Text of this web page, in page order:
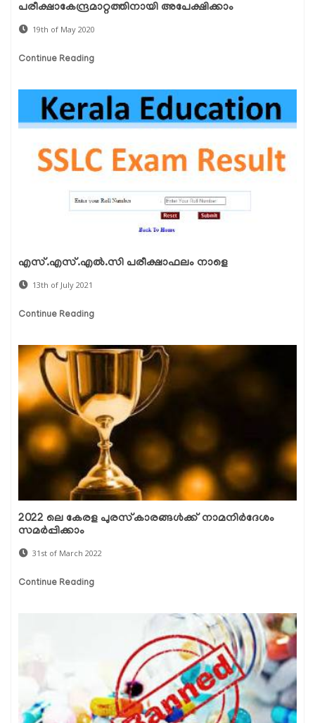
പരീക്ഷാകേന്ദ്രമാറ്റത്തിനായി അപേക്ഷിക്കാം
19th of May 2020
Continue Reading
എസ്.എസ്.എല്‍.സി പരീക്ഷാഫലം നാളെ
13th of July 2021
Continue Reading
2022 ലെ കേരള പുരസ്‌കാരങ്ങൾക്ക് നാമനിർദേശം
സമർപ്പിക്കാം
31st of March 2022
Continue Reading